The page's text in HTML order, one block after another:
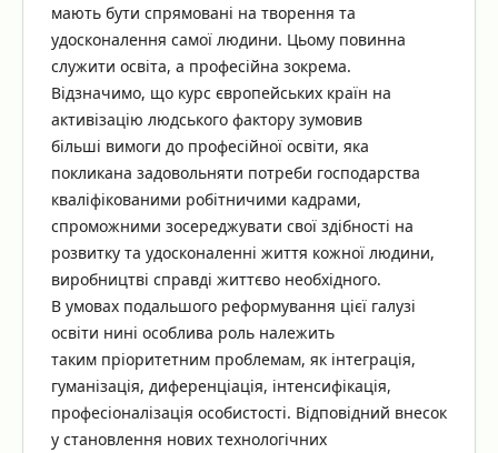
мають бути спрямовані на творення та
удосконалення самої людини. Цьому повинна
служити освіта, а професійна зокрема.
Відзначимо, що курс європейських країн на
активізацію людського фактору зумовив
більші вимоги до професійної освіти, яка
покликана задовольняти потреби господарства
кваліфікованими робітничими кадрами,
спроможними зосереджувати свої здібності на
розвитку та удосконаленні життя кожної людини,
виробництві справді життєво необхідного.
В умовах подальшого реформування цієї галузі
освіти нині особлива роль належить
таким пріоритетним проблемам, як інтеграція,
гуманізація, диференціація, інтенсифікація,
професіоналізація особистості. Відповідний внесок
у становлення нових технологічних